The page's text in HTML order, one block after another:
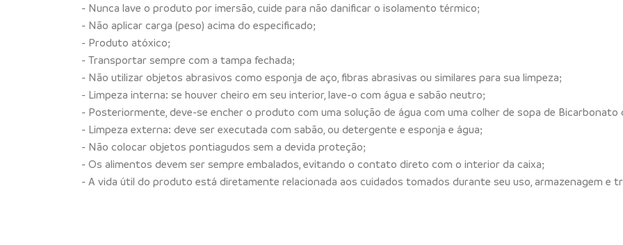
- Nunca lave o produto por imersão, cuide para não danificar o isolamento térmico;
- Não aplicar carga (peso) acima do especificado;
- Produto atóxico;
- Transportar sempre com a tampa fechada;
- Não utilizar objetos abrasivos como esponja de aço, fibras abrasivas ou similares para sua limpeza;
- Limpeza interna: se houver cheiro em seu interior, lave-o com água e sabão neutro;
- Posteriormente, deve-se encher o produto com uma solução de água com uma colher de sopa de Bicarbonato
- Limpeza externa: deve ser executada com sabão, ou detergente e esponja e água;
- Não colocar objetos pontiagudos sem a devida proteção;
- Os alimentos devem ser sempre embalados, evitando o contato direto com o interior da caixa;
- A vida útil do produto está diretamente relacionada aos cuidados tomados durante seu uso, armazenagem e